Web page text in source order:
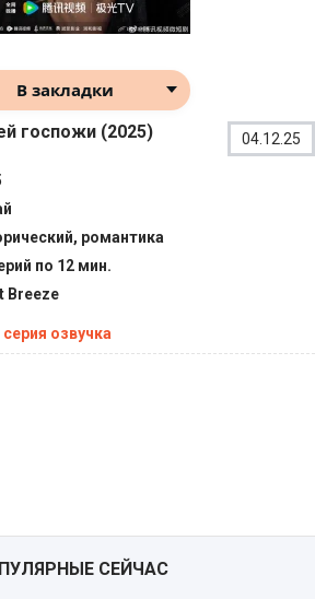
В закладки
госпожи (2025) 04.12.25
романтика
по 12 мин.
Breeze
серия озвучка
СЕЙЧАС